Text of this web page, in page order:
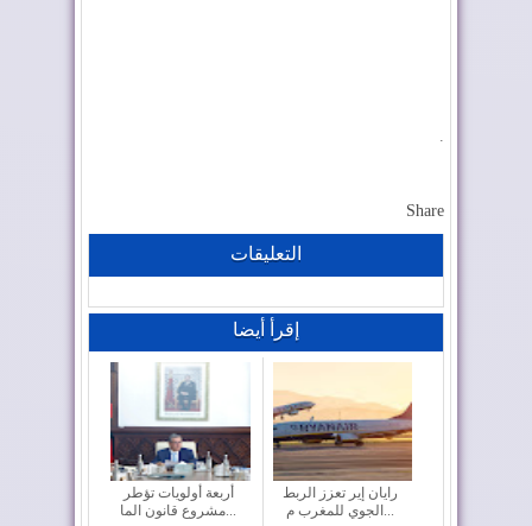
Share
التعليقات
إقرأ أيضا
أربعة أولويات تؤطر
رايان إير تعزز الربط